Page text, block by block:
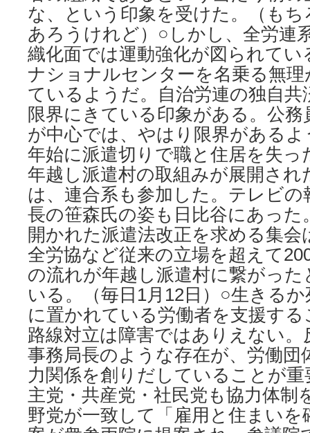
な、という印象を受けた。（も
あろうけれど）○しかし、全労連
織化面では運動強化が図られて
ナショナルセンターを名乗る無
ているようだ。自治労連の独自共
限界にきている印象がある。公務
が中心では、やはり限界がある
年始に派遣切りで職と住居を失っ
年越し派遣村の取組みが展開され
は、連合系も参加した。テレビの
長の笹森氏の姿も日比谷にあった
開かれた派遣法改正を求める集会
全労協など従来の立場を超えて
の流れが年越し派遣村に繋がっ
いる。（毎日1月12日）○生きる
に置かれている労働者を支援す
路線対立は障害ではありえない
事務局長のような存在が、労働団
力関係を創りだしていることが
主党・共産党・社民党も協力体制
野党が一致して「雇用と住まいを